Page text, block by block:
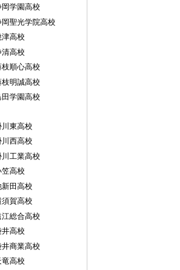
岡学園高校
岡聖光学院高校
津高校
清高校
枝順心高校
枝明誠高校
田学園高校
川東高校
川西高校
川工業高校
笠高校
新田高校
須賀高校
江総合高校
井高校
井商業高校
竜高校